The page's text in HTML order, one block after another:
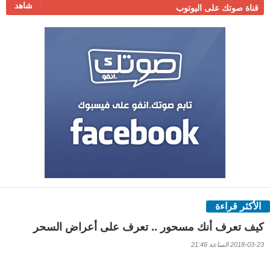
قناة صوتك على اليوتوب شاهد
الأكثر قراءة
كيف تعرف أنك مسحور .. تعرف على أعراض السحر
2018-03-23 الساعة 21:46